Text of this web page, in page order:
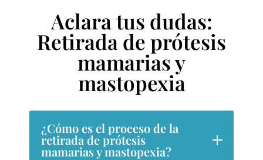
Aclara tus dudas:
Retirada de prótesis
mamarias y
mastopexia
¿Cómo es el proceso de la
retirada de prótesis
mamarias y mastopexia?